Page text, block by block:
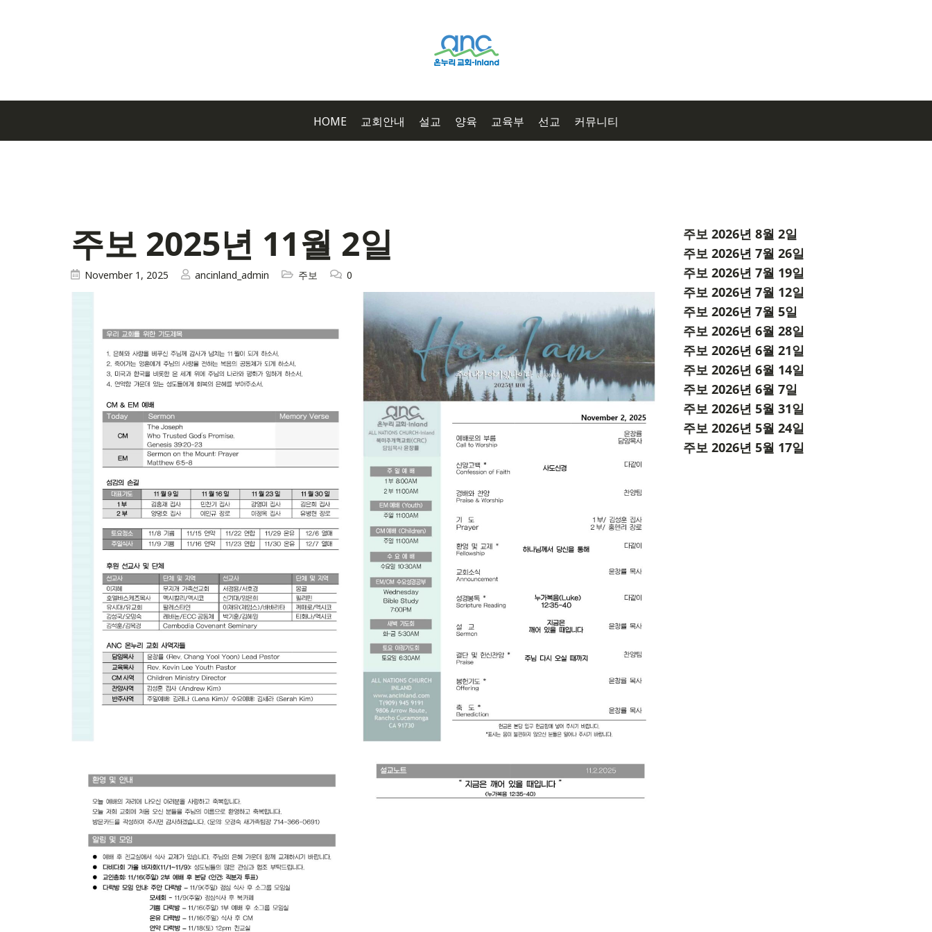
HOME 교회안내 설교 양육 교육부 선교 커뮤니티
주보 2025년 11월 2일
November 1, 2025 ancinland_admin 주보 0
주보 2026년 8월 2일
주보 2026년 7월 26일
주보 2026년 7월 19일
주보 2026년 7월 12일
주보 2026년 7월 5일
주보 2026년 6월 28일
주보 2026년 6월 21일
주보 2026년 6월 14일
주보 2026년 6월 7일
주보 2026년 5월 31일
주보 2026년 5월 24일
주보 2026년 5월 17일